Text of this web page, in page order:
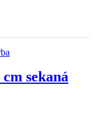
sekaná